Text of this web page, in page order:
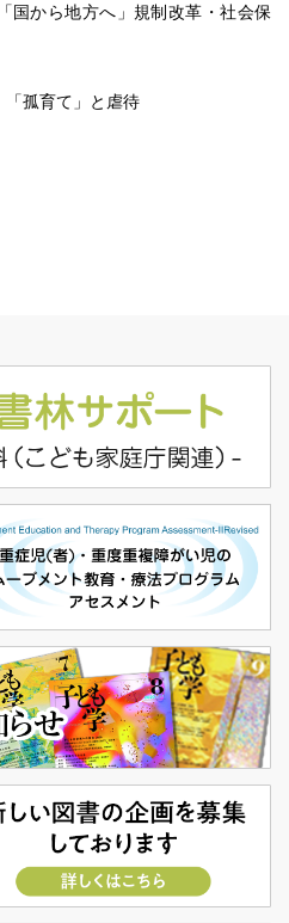
から地方へ」規制改革・社会保
孤育て」と虐待